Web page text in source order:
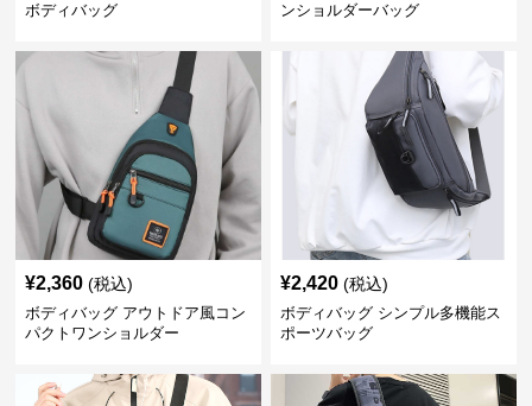
ボディバッグ
ンショルダーバッグ
¥2,360 (税込)
ボディバッグ アウトドア風コン
パクトワンショルダー
¥2,420 (税込)
ボディバッグ シンプル多機能ス
ポーツバッグ